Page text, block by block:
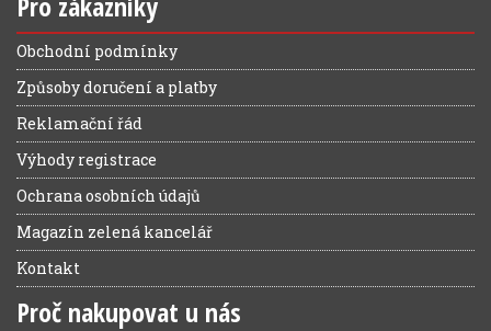
Obchodní podmínky
Způsoby doručení a platby
Reklamační řád
Výhody registrace
Ochrana osobních údajů
Magazín zelená kancelář
Kontakt
Proč nakupovat u nás